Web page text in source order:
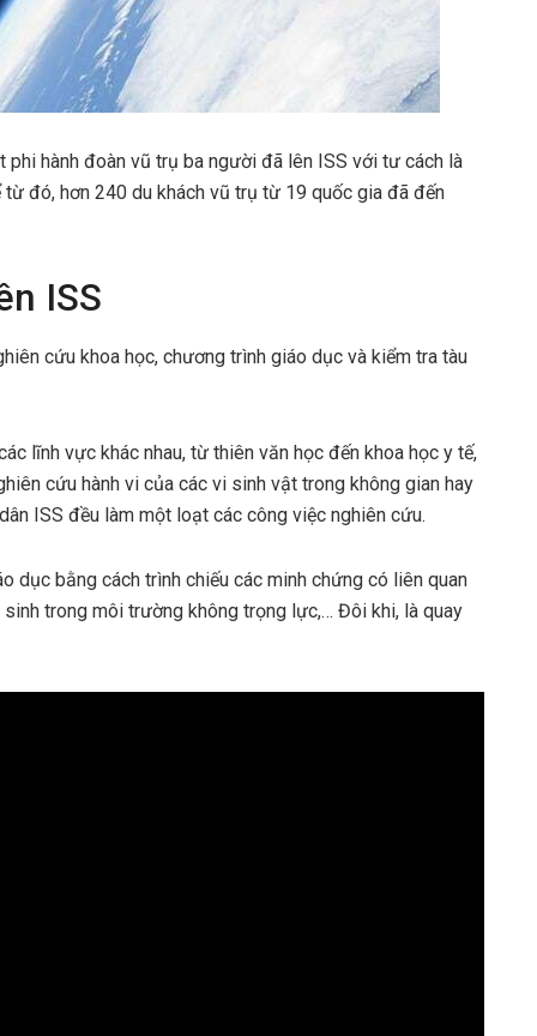
phi hành đoàn vũ trụ ba người đã lên ISS với tư cách là
đó, hơn 240 du khách vũ trụ từ 19 quốc gia đã đến
ISS
cứu khoa học, chương trình giáo dục và kiểm tra tàu
lĩnh vực khác nhau, từ thiên văn học đến khoa học y tế,
cứu hành vi của các vi sinh vật trong không gian hay
ISS đều làm một loạt các công việc nghiên cứu.
dục bằng cách trình chiếu các minh chứng có liên quan
trong môi trường không trọng lực,… Đôi khi, là quay